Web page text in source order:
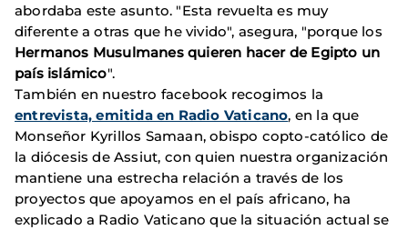
abordaba este asunto. "Esta revuelta es muy
diferente a otras que he vivido", asegura, "porque los
Hermanos Musulmanes quieren hacer de Egipto un
país islámico".
También en nuestro facebook recogimos la
entrevista, emitida en Radio Vaticano, en la que
Monseñor Kyrillos Samaan, obispo copto-católico de
la diócesis de Assiut, con quien nuestra organización
mantiene una estrecha relación a través de los
proyectos que apoyamos en el país africano, ha
explicado a Radio Vaticano que la situación actual se